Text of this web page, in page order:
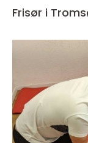
Frisør i